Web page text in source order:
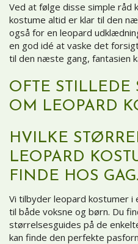
Ved at følge disse simple råd
kostume altid er klar til den
også for en leopard
en god idé at vaske det
til den næste gang, fantasien
OFTE STILLEDE
OM LEOPARD
HVILKE
LEOPARD
FINDE HOS
Vi tilbyder leopard kostumer
til både voksne og børn. Du
størrelsesguides på de
kan finde den perfekte